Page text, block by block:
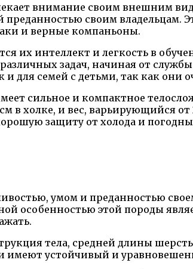
внимание своим внешним
своим владельцам.
и верные компаньоны.
их интеллект и легкость в
задач, начиная от
для семей с детьми, так как они
сильное и компактное
холке, и вес, варьирующийся от
защиту от холода и
умом и преданностью
особенностью этой породы
тела, средней длины
имеют устойчивый и